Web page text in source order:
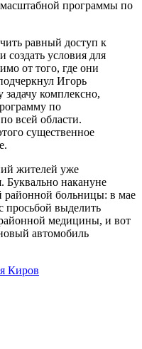
программы по
равный доступ к
создать условия для
от того, где они
Игорь
комплексно,
по
всей области.
существенное
жителей уже
Буквально накануне
больницы: в мае
просьбой выделить
медицины, и вот
автомобиль
Киров